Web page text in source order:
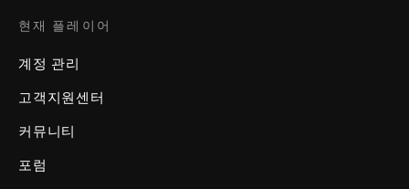
현재 플레이어
계정 관리
고객지원센터
커뮤니티
포럼